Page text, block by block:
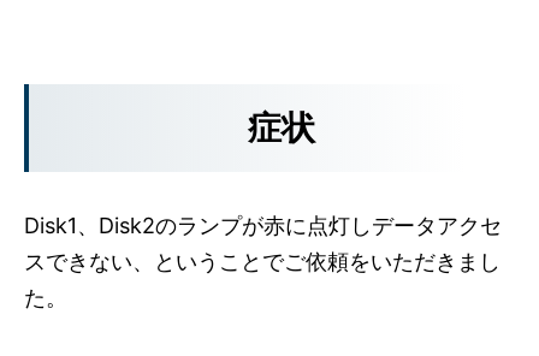
症状
Disk1、Disk2のランプが赤に点灯しデータアクセ
スできない、ということでご依頼をいただきまし
た。